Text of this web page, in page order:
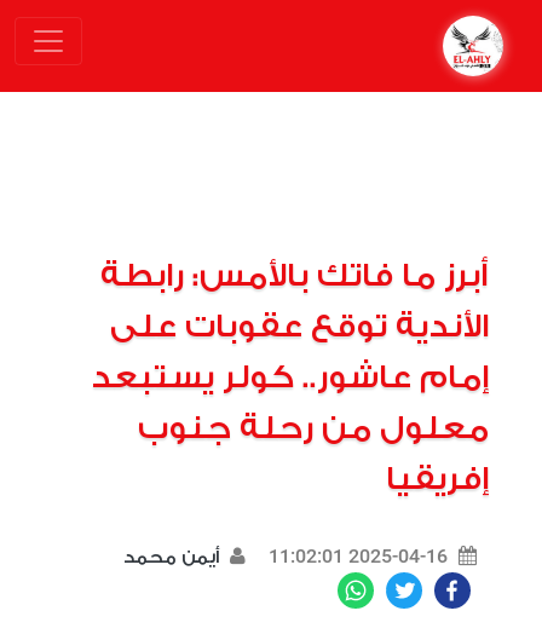
أبرز ما فاتك بالأمس: رابطة
الأندية توقع عقوبات على
إمام عاشور.. كولر يستبعد
معلول من رحلة جنوب
إفريقيا
2025-04-16 11:02:01 أيمن محمد
Facebook
Twitter